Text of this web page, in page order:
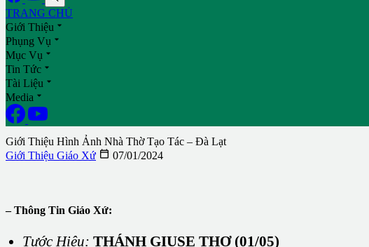
TRANG CHỦ
Giới Thiệu 
Phụng Vụ 
Mục Vụ 
Tin Tức 
Tài Liệu 
Media 
Giới Thiệu Hình Ảnh Nhà Thờ Tạo Tác – Đà Lạt
Giới Thiệu Giáo Xứ  07/01/2024
– Thông Tin Giáo Xứ:
Tước Hiệu: THÁNH GIUSE THỢ (01/05)